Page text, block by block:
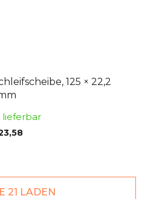
125 × 22,2
lieferbar
21 LADEN